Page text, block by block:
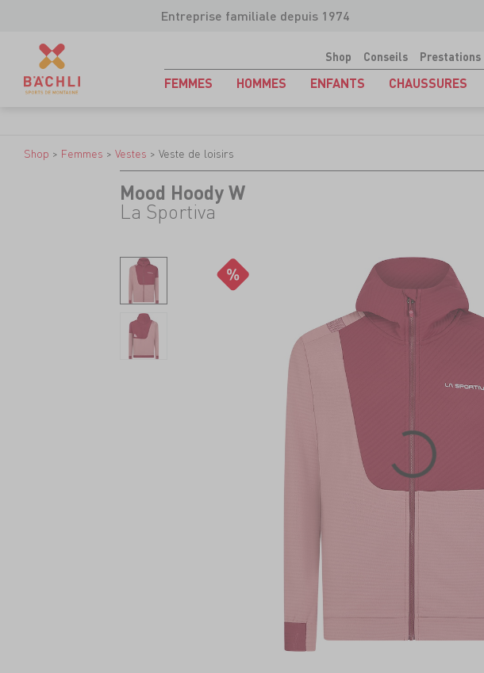
Entreprise familiale depuis 1974
Shop Conseils Prestations
FEMMES HOMMES ENFANTS CHAUSSURES
Shop > Femmes > Vestes > Veste de loisirs
Mood Hoody W
La Sportiva